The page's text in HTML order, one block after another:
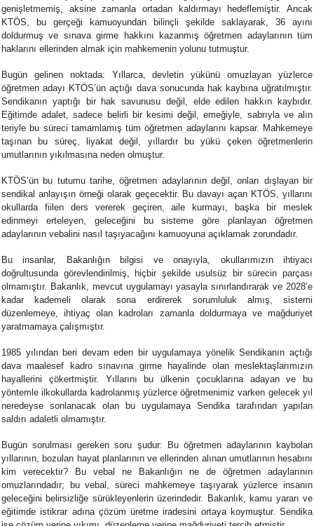
genişletmemiş, aksine zamanla ortadan kaldırmayı hedeflemiştir. Ancak
KTÖS, bu gerçeği kamuoyundan bilinçli şekilde saklayarak, 36 ayını
doldurmuş ve sınava girme hakkını kazanmış öğretmen adaylarının tüm
haklarını ellerinden almak için mahkemenin yolunu tutmuştur.
Bugün gelinen noktada: Yıllarca, devletin yükünü omuzlayan yüzlerce
öğretmen adayı KTÖS’ün açtığı dava sonucunda hak kaybına uğratılmıştır.
Sendikanın yaptığı bir hak savunusu değil, elde edilen hakkın kaybıdır.
Eğitimde adalet, sadece belirli bir kesimi değil, emeğiyle, sabrıyla ve alın
teriyle bu süreci tamamlamış tüm öğretmen adaylarını kapsar. Mahkemeye
taşınan bu süreç, liyakat değil, yıllardır bu yükü çeken öğretmenlerin
umutlarının yıkılmasına neden olmuştur.
KTÖS’ün bu tutumu tarihe, öğretmen adaylarının değil, onları dışlayan bir
sendikal anlayışın örneği olarak geçecektir. Bu davayı açan KTÖS, yıllarını
okullarda fiilen ders vererek geçiren, aile kurmayı, başka bir meslek
edinmeyi erteleyen, geleceğini bu sisteme göre planlayan öğretmen
adaylarının vebalini nasıl taşıyacağını kamuoyuna açıklamak zorundadır.
Bu insanlar, Bakanlığın bilgisi ve onayıyla, okullarımızın ihtiyacı
doğrultusunda görevlendirilmiş, hiçbir şekilde usulsüz bir sürecin parçası
olmamıştır. Bakanlık, mevcut uygulamayı yasayla sınırlandırarak ve 2028’e
kadar kademeli olarak sona erdirerek sorumluluk almış, sistemi
düzenlemeye, ihtiyaç olan kadroları zamanla doldurmaya ve mağduriyet
yaratmamaya çalışmıştır.
1985 yılından beri devam eden bir uygulamaya yönelik Sendikanın açtığı
dava maalesef kadro sınavına girme hayalinde olan meslektaşlarımızın
hayallerini çökertmiştir. Yıllarını bu ülkenin çocuklarına adayan ve bu
yöntemle ilkokullarda kadrolanmış yüzlerce öğretmenimiz varken gelecek yıl
neredeyse sonlanacak olan bu uygulamaya Sendika tarafından yapılan
saldırı adaletli olmamıştır.
Bugün sorulması gereken soru şudur: Bu öğretmen adaylarının kaybolan
yıllarının, bozulan hayat planlarının ve ellerinden alınan umutlarının hesabını
kim verecektir? Bu vebal ne Bakanlığın ne de öğretmen adaylarının
omuzlarındadır; bu vebal, süreci mahkemeye taşıyarak yüzlerce insanın
geleceğini belirsizliğe sürükleyenlerin üzerindedir. Bakanlık, kamu yararı ve
eğitimde istikrar adına çözüm üretme iradesini ortaya koymuştur. Sendika